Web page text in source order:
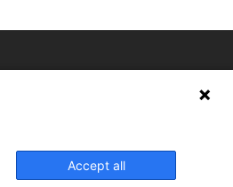
Accept all